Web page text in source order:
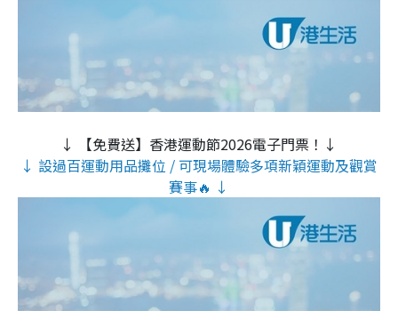
↓ 【免費送】香港運動節2026電子門票！↓
↓ 設過百運動用品攤位 / 可現場體驗多項新穎運動及觀賞
賽事🔥 ↓